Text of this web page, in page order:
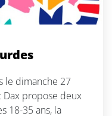
le dimanche 27
Dax propose deux
18-35 ans, la